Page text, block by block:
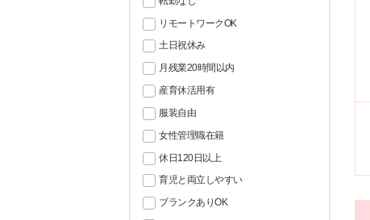
リモートワークOK
土日祝休み
月残業20時間以内
産育休活用有
服装自由
女性管理職在籍
休日120日以上
育児と両立しやすい
ブランクありOK